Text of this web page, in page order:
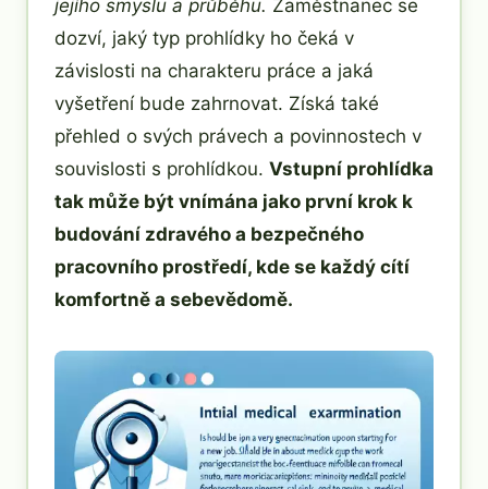
jejího smyslu a průběhu. Zaměstnanec se
dozví, jaký typ prohlídky ho čeká v
závislosti na charakteru práce a jaká
vyšetření bude zahrnovat. Získá také
přehled o svých právech a povinnostech v
souvislosti s prohlídkou. Vstupní prohlídka
tak může být vnímána jako první krok k
budování zdravého a bezpečného
pracovního prostředí, kde se každý cítí
komfortně a sebevědomě.